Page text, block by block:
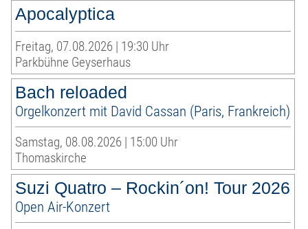
Apocalyptica
Freitag, 07.08.2026 | 19:30 Uhr
Parkbühne Geyserhaus
Bach reloaded
Orgelkonzert mit David Cassan (Paris, Frankreich)
Samstag, 08.08.2026 | 15:00 Uhr
Thomaskirche
Suzi Quatro – Rockin´on! Tour 2026
Open Air-Konzert